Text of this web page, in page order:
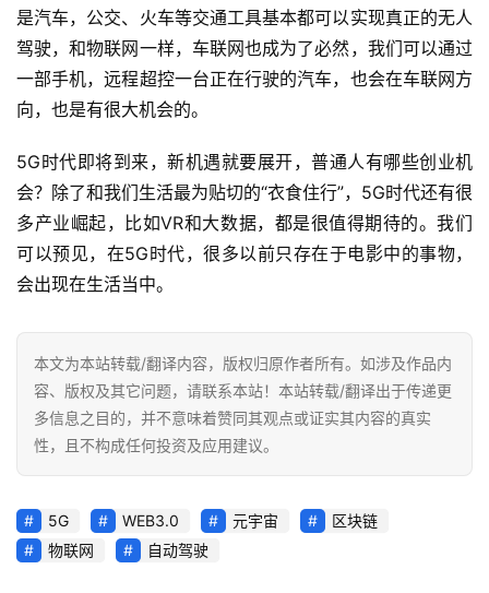
是汽车，公交、火车等交通工具基本都可以实现真正的无人
驾驶，和物联网一样，车联网也成为了必然，我们可以通过
一部手机，远程超控一台正在行驶的汽车，也会在车联网方
向，也是有很大机会的。
5G时代即将到来，新机遇就要展开，普通人有哪些创业机
会？除了和我们生活最为贴切的“衣食住行”，5G时代还有很
多产业崛起，比如VR和大数据，都是很值得期待的。我们
可以预见，在5G时代，很多以前只存在于电影中的事物，
会出现在生活当中。
本文为本站转载/翻译内容，版权归原作者所有。如涉及作品内
容、版权及其它问题，请联系本站！本站转载/翻译出于传递更
多信息之目的，并不意味着赞同其观点或证实其内容的真实
性，且不构成任何投资及应用建议。
5G WEB3.0 元宇宙
区块链
物联网
自动驾驶